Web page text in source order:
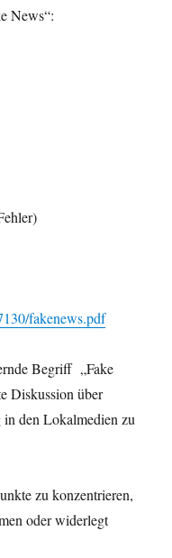
News“:
fakenews.pdf
Begriff „Fake
Diskussion über
in den Lokalmedien zu
zu konzentrieren,
oder widerlegt